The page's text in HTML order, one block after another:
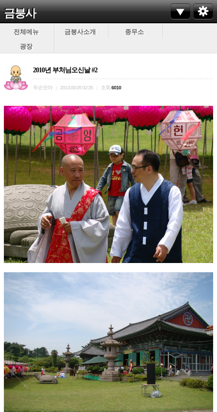
금붕사
전체메뉴 금붕사소개
종무소
광장
2010년 부처님오신날 #2
두손모아 2013.09.05 02:35 조회 6010